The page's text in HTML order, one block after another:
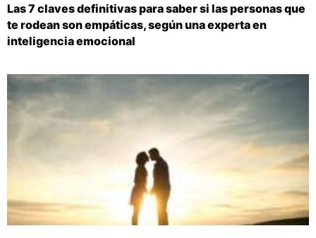
Las 7 claves definitivas para saber si las personas que
te rodean son empáticas, según una experta en
inteligencia emocional